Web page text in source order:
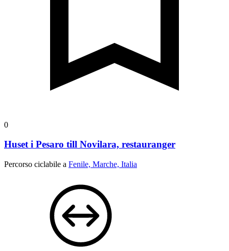
0
Huset i Pesaro till Novilara, restauranger
Percorso ciclabile a Fenile, Marche, Italia